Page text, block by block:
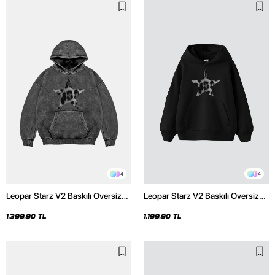
4
Leopar Starz V2 Baskılı Oversize
Hoodie
1.399,90 TL
4
Leopar Starz V2 Baskılı Oversize
1.199,90 TL